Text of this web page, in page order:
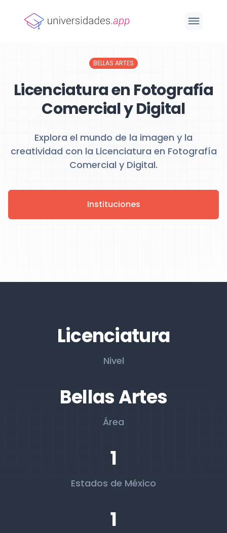
BELLAS ARTES
Licenciatura en Fotografía
Comercial y Digital
Explora el mundo de la imagen y la
creatividad con la Licenciatura en Fotografía
Comercial y Digital.
Instituciones
Licenciatura
Nivel
Bellas Artes
Área
1
Estados de México
1